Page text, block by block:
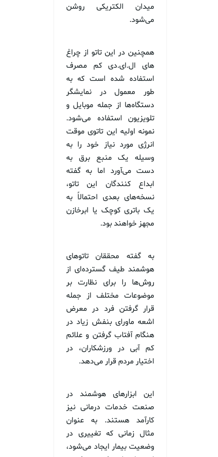
میدان الکتریکی روشن
می‌شود.
همچنین در این تاتو از چراغ
‌های ال.ای.دی کم مصرف
استفاده شده است که به
طور معمول در نمایشگر
دستگاه‌ها از جمله موبایل و
تلویزیون استفاده می‌شود.
نمونه اولیه این تاتوی موقت
انرژی مورد نیاز خود را به
وسیله یک منبع برق به
دست می‌آورد اما به گفته
ابداع کنندگان این تاتو،
نسخه‌های بعدی احتمالاً به
یک باتری کوچک یا ابرخازن
مجهز خواهند بود.
به گفته محققان تاتوهای
هوشمند طیف گسترده‌ای از
روش‌ها را برای نظارت بر
موضوعات مختلف از جمله
قرار گرفتن فرد در معرض
اشعه ماورای بنفش زیاد در
هنگام آفتاب گرفتن و علائم
کم آبی در ورزشکاران، در
اختیار مردم قرار می‌دهد.
این ابزارهای هوشمند در
صنعت خدمات درمانی نیز
کارآمد هستند. به عنوان
مثال زمانی که تغییری در
وضعیت بیمار ایجاد می‌شود،